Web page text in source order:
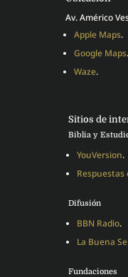
Av. Américo
Apple Maps.
Google Maps.
Waze.
Sitios de
Biblia y
YouVersion.
Respuestas
Difusión
BBN Radio.
La Buena
Fundaciones